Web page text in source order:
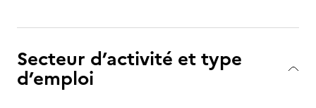
Secteur d’activité et type
d’emploi